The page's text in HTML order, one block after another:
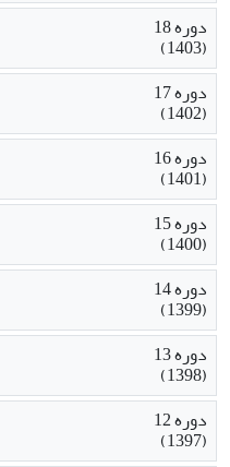
دوره 18
(1403)
دوره 17
(1402)
دوره 16
(1401)
دوره 15
(1400)
دوره 14
(1399)
دوره 13
(1398)
دوره 12
(1397)